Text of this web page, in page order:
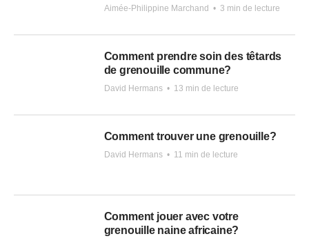
Aimée-Philippine Marchand • 3 min de lecture
Comment prendre soin des têtards
de grenouille commune?
David Hermans • 13 min de lecture
Comment trouver une grenouille?
David Hermans • 11 min de lecture
Comment jouer avec votre
grenouille naine africaine?